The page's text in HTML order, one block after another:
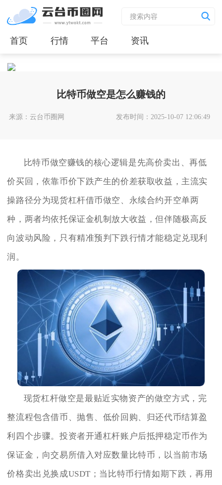
首页 行情 平台 资讯
比特币做空是怎么赚钱的
来源：云台币圈网 发布时间：2025-10-07 12:06:49
比特币做空赚钱的核心逻辑是先高价卖出、再低
价买回，依靠币价下跌产生的价差获取收益，主流实
操路径分为现货杠杆借币做空、永续合约开空单两
种，两者均依托保证金机制放大收益，但伴随极高反
向波动风险，只有精准预判下跌行情才能稳定兑现利
润。
现货杠杆做空是最贴近实物资产的做空方式，完
整流程包含借币、抛售、低价回购、归还代币结算盈
利四个步骤。投资者开通杠杆账户后抵押稳定币作为
保证金，向交易所借入对应数量比特币，以当前市场
价格卖出兑换成USDT；当比特币行情如期下跌，再用